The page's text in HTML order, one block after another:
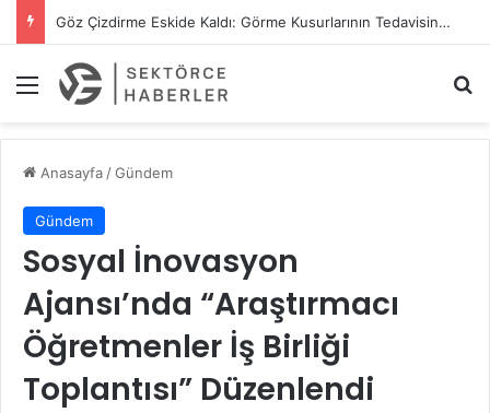
Göz Çizdirme Eskide Kaldı: Görme Kusurlarının Tedavisinde Yeni Nesil Lazer Dönemi
Menü
Anasayfa/Gündem
Gündem
Sosyal İnovasyon
Ajansı’nda “Araştırmacı
Öğretmenler İş Birliği
Toplantısı” Düzenlendi